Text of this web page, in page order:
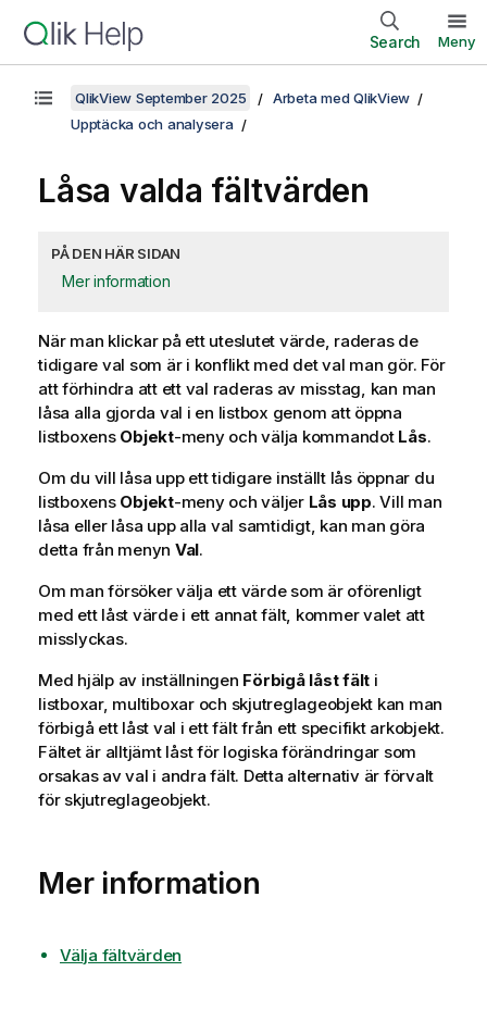
Search Meny
QlikView September 2025
Arbeta med QlikView
Upptäcka och analysera
Låsa valda fältvärden
PÅ DEN HÄR SIDAN
Mer information
När man klickar på ett uteslutet värde, raderas de
tidigare val som är i konflikt med det val man gör. För
att förhindra att ett val raderas av misstag, kan man
låsa alla gjorda val i en listbox genom att öppna
listboxens Objekt-meny och välja kommandot Lås.
Om du vill låsa upp ett tidigare inställt lås öppnar du
listboxens Objekt-meny och väljer Lås upp. Vill man
låsa eller låsa upp alla val samtidigt, kan man göra
detta från menyn Val.
Om man försöker välja ett värde som är oförenligt
med ett låst värde i ett annat fält, kommer valet att
misslyckas.
Med hjälp av inställningen Förbigå låst fält i
listboxar, multiboxar och skjutreglageobjekt kan man
förbigå ett låst val i ett fält från ett specifikt arkobjekt.
Fältet är alltjämt låst för logiska förändringar som
orsakas av val i andra fält. Detta alternativ är förvalt
för skjutreglageobjekt.
Mer information
Välja fältvärden